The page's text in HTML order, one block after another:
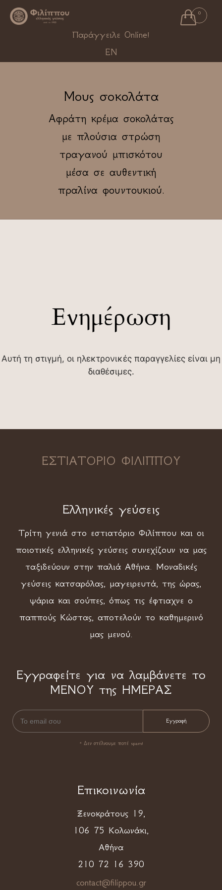
 0
Παράγγειλε Online!
EN
Μους σοκολάτα
Αφράτη κρέμα σοκολάτας
με πλούσια στρώση
τραγανού μπισκότου
μέσα σε αυθεντική
πραλίνα φουντουκιού.
Ενημέρωση
Αυτή τη στιγμή, οι ηλεκτρονικές παραγγελίες είναι μη
διαθέσιμες.
ΕΣΤΙΑΤΟΡΙΟ ΦΙΛΙΠΠΟΥ
Ελληνικές γεύσεις
Τρίτη γενιά στο εστιατόριο Φιλίππου και οι
ποιοτικές ελληνικές γεύσεις συνεχίζουν να μας
ταξιδεύουν στην παλιά Αθήνα. Μοναδικές
γεύσεις κατσαρόλας, μαγειρευτά, της ώρας,
ψάρια και σούπες, όπως τις έφτιαχνε ο
παππούς Κώστας, αποτελούν το καθημερινό
μας μενού.
Εγγραφείτε για να λαμβάνετε το
ΜΕΝΟΥ της ΗΜΕΡΑΣ
* Δεν στέλνουμε ποτέ spam!
Επικοινωνία
Ξενοκράτους 19,
106 75 Κολωνάκι,
Αθήνα
210 72 16 390
contact@filippou.gr